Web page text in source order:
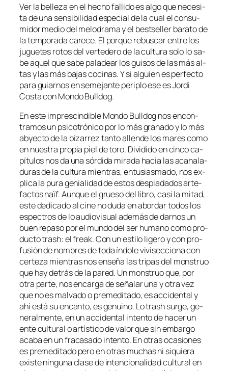
Ver la be­lle­za en el he­cho fa­lli­do es al­go que ne­ce­si­
ta de una sen­si­bi­li­dad es­pe­cial de la cual el con­su­
mi­dor me­dio del me­lo­dra­ma y el bes­tse­ller ba­ra­to de
la tem­po­ra­da ca­re­ce. El por­que re­bus­car en­tre los
ju­gue­tes ro­tos del ver­te­de­ro de la cul­tu­ra so­lo lo sa­
be aquel que sa­be pa­la­dear los gui­sos de las más al­
tas y las más ba­jas co­ci­nas. Y si al­guien es per­fec­to
pa­ra guiar­nos en se­me­jan­te pe­ri­plo ese es Jordi
Costa con Mondo Bulldog.
En es­te im­pres­cin­di­ble Mondo Bulldog nos en­con­
tra­mos un psi­co­tró­ni­co por lo más gra­na­do y lo más
ab­yec­to de la bi­za­rrez tan­to allen­de los ma­res co­mo
en nues­tra pro­pia piel de to­ro. Dividido en cin­co ca­
pí­tu­los nos da una sór­di­da mi­ra­da ha­cia las aca­na­la­
du­ras de la cul­tu­ra mien­tras, en­tu­sias­ma­do, nos ex­
pli­ca la pu­ra ge­nia­li­dad de es­tos des­pia­da­dos ar­te­
fac­tos naïf. Aunque el grue­so del li­bro, ca­si la mi­tad,
es­te de­di­ca­do al ci­ne no du­da en abor­dar to­dos los
es­pec­tros de lo au­dio­vi­sual ade­más de dar­nos un
buen re­pa­so por el mun­do del ser hu­mano co­mo pro­
duc­to trash: el freak. Con un es­ti­lo li­ge­ro y con pro­
fu­sión de nom­bres de to­da ín­do­le vi­vi­sec­cio­na con
cer­te­za mien­tras nos en­se­ña las tri­pas del mons­truo
que hay de­trás de la pa­red. Un mons­truo que, por
otra par­te, nos en­car­ga de se­ña­lar una y otra vez
que no es mal­va­do o pre­me­di­ta­do, es ac­ci­den­tal y
ahí es­tá su en­can­to, es ge­nuino. Lo trash sur­ge, ge­
ne­ral­men­te, en un ac­ci­den­tal in­ten­to de ha­cer un
en­te cul­tu­ral o ar­tís­ti­co de va­lor que sin em­bar­go
aca­ba en un fra­ca­sa­do in­ten­to. En otras oca­sio­nes
es pre­me­di­ta­do pe­ro en otras mu­chas ni si­quie­ra
exis­te nin­gu­na cla­se de in­ten­cio­na­li­dad cul­tu­ral en